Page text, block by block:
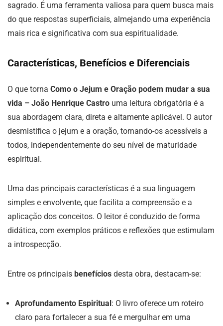
sagrado. É uma ferramenta valiosa para quem busca mais
do que respostas superficiais, almejando uma experiência
mais rica e significativa com sua espiritualidade.
Características, Benefícios e Diferenciais
O que torna Como o Jejum e Oração podem mudar a sua
vida – João Henrique Castro uma leitura obrigatória é a
sua abordagem clara, direta e altamente aplicável. O autor
desmistifica o jejum e a oração, tornando-os acessíveis a
todos, independentemente do seu nível de maturidade
espiritual.
Uma das principais características é a sua linguagem
simples e envolvente, que facilita a compreensão e a
aplicação dos conceitos. O leitor é conduzido de forma
didática, com exemplos práticos e reflexões que estimulam
a introspecção.
Entre os principais benefícios desta obra, destacam-se:
Aprofundamento Espiritual: O livro oferece um roteiro
claro para fortalecer a sua fé e mergulhar em uma